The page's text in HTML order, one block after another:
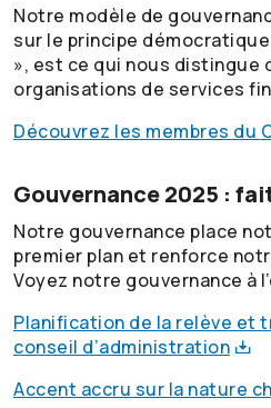
Notre modèle de
sur le principe
», est ce qui nous distingue
organisations de services
Découvrez les membres du
Gouvernance 2025 :
Notre gouvernance place
premier plan et renforce
Voyez notre gouvernance à
Planification de la relève et
conseil d’administration
Accent accru sur la nature